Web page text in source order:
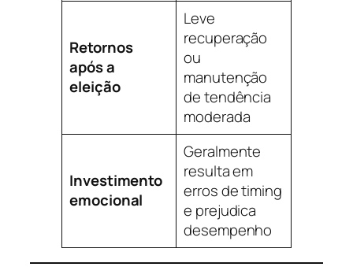
Retornos
após a
eleição
Leve
recuperação
ou
manutenção
de tendência
moderada
Investimento
emocional
Geralmente
resulta em
erros de timing
e prejudica
desempenho